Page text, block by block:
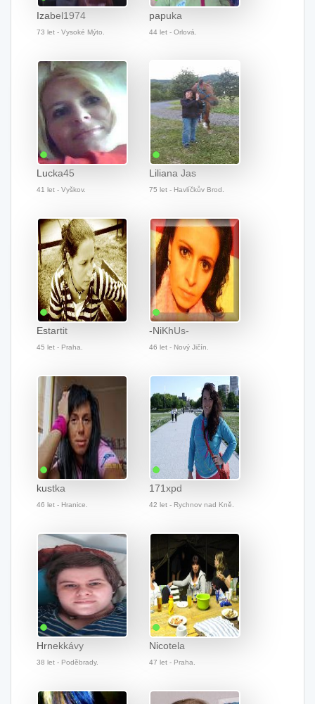
Izabel1974
73 let - Vysoké Mýto.
papuka
44 let - Orlová.
Lucka45
41 let - Vyškov.
Liliana Jas
75 let - Havlíčkův Brod.
Estartit
45 let - Praha.
-NiKhUs-
46 let - Nový Jičín.
kustka
46 let - Hranice.
171xpd
42 let - Rychnov nad Kně.
Hrnekkávy
38 let - Poděbrady.
Nicotela
47 let - Praha.